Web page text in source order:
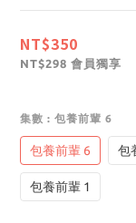
NT$350
NT$298 會員獨享
集數 : 包養前輩 6
包養前輩 6 包
包養前輩 1